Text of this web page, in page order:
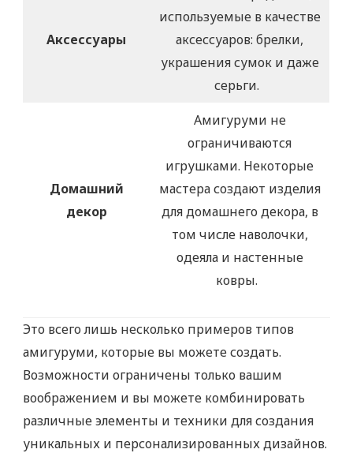
Аксессуары
используемые в качестве
аксессуаров: брелки,
украшения сумок и даже
серьги.
Домашний
декор
Амигуруми не
ограничиваются
игрушками. Некоторые
мастера создают изделия
для домашнего декора, в
том числе наволочки,
одеяла и настенные
ковры.
Это всего лишь несколько примеров типов
амигуруми, которые вы можете создать.
Возможности ограничены только вашим
воображением и вы можете комбинировать
различные элементы и техники для создания
уникальных и персонализированных дизайнов.